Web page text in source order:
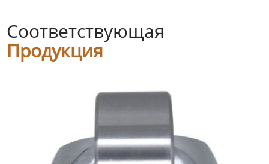
Соответствующая
Продукция